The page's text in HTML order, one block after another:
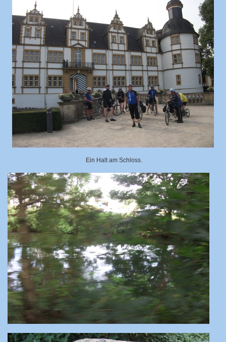
Ein Halt am Schloss.